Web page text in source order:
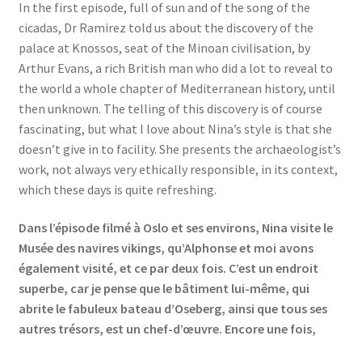
In the first episode, full of sun and of the song of the
cicadas, Dr Ramirez told us about the discovery of the
palace at Knossos, seat of the Minoan civilisation, by
Arthur Evans, a rich British man who did a lot to reveal to
the world a whole chapter of Mediterranean history, until
then unknown. The telling of this discovery is of course
fascinating, but what I love about Nina’s style is that she
doesn’t give in to facility. She presents the archaeologist’s
work, not always very ethically responsible, in its context,
which these days is quite refreshing.
Dans l’épisode filmé à Oslo et ses environs, Nina visite le
Musée des navires vikings, qu’Alphonse et moi avons
également visité, et ce par deux fois. C’est un endroit
superbe, car je pense que le bâtiment lui-même, qui
abrite le fabuleux bateau d’Oseberg, ainsi que tous ses
autres trésors, est un chef-d’œuvre. Encore une fois,